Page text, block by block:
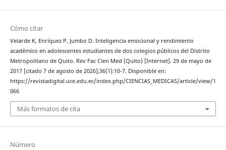
Cómo citar
Velarde K, Enríquez P, Jumbo D. Inteligencia emocional y rendimiento
académico en adolescentes estudiantes de dos colegios públicos del Distrito
Metropolitano de Quito. Rev Fac Cien Med (Quito) [Internet]. 29 de mayo de
2017 [citado 7 de agosto de 2026];36(1):10-7. Disponible en:
https://revistadigital.uce.edu.ec/index.php/CIENCIAS_MEDICAS/article/view/1
066
Más formatos de cita
Número